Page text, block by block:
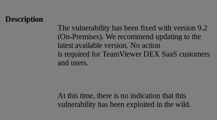
Description
The vulnerability has been fixed with version 9.2
(On-Premises). We recommend updating to the
latest available version. No action
is required for TeamViewer DEX SaaS customers
and users.
At this time, there is no indication that this
vulnerability has been exploited in the wild.